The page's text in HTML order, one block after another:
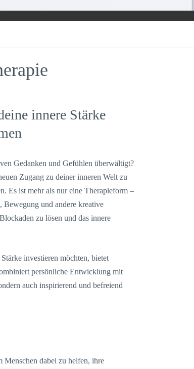
innere Stärke
Gedanken und Gefühlen überwältigt?
Zugang zu deiner inneren Welt zu
Es ist mehr als nur eine Therapieform –
Bewegung und andere kreative
zu lösen und das innere
investieren möchten, bietet
persönliche Entwicklung mit
auch inspirierend und befreiend
dabei zu helfen, ihre